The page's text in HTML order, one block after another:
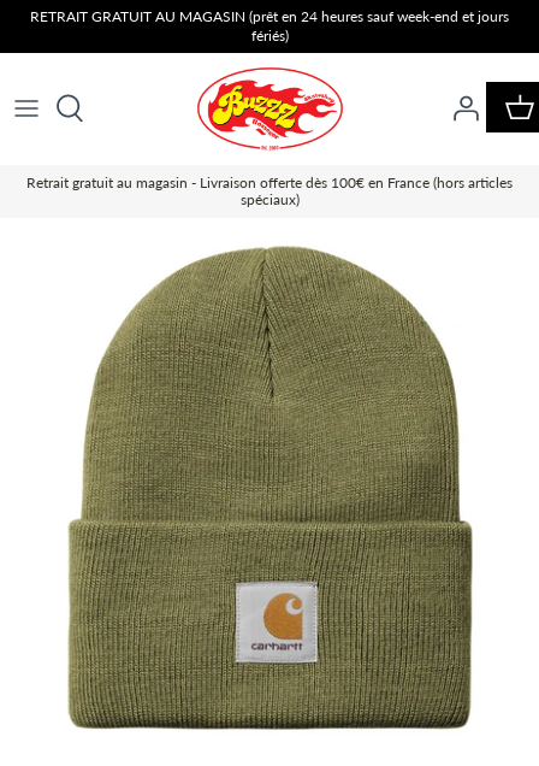
PasserRETRAIT GRATUIT AU MAGASIN (prêt en 24 heures sauf week-end et jours
fériés)
Retrait gratuit au magasin - Livraison offerte dès 100€ en France (hors articles
spéciaux)